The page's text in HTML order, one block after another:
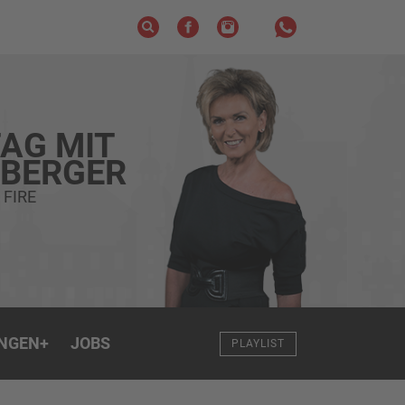
MIT
+ JOBS PLAYLIST